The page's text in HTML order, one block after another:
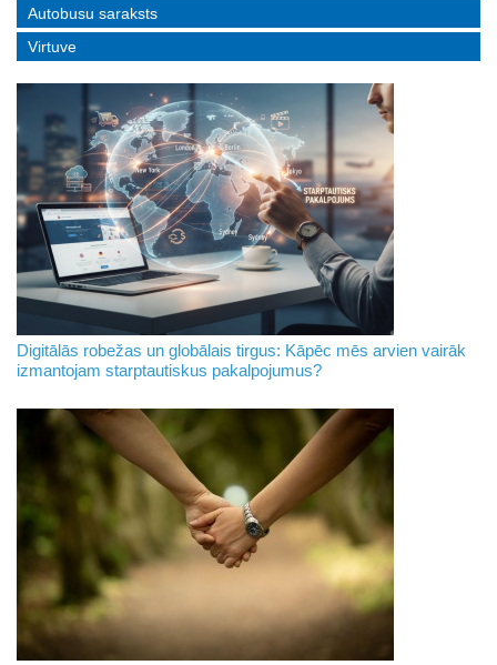
Autobusu saraksts
Virtuve
Digitālās robežas un globālais tirgus: Kāpēc mēs arvien vairāk
izmantojam starptautiskus pakalpojumus?